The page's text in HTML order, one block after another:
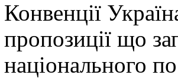
Конвенції
пропозиції що
національного